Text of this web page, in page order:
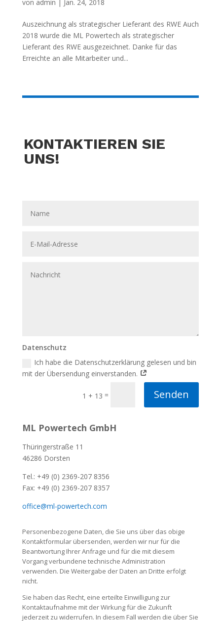
von admin | Jan. 24, 2018
Auszeichnung als strategischer Lieferant des RWE Auch
2018 wurde die ML Powertech als strategischer
Lieferant des RWE ausgezeichnet. Danke für das
Erreichte an alle Mitarbeiter und...
KONTAKTIEREN SIE
UNS!
Datenschutz
Ich habe die Datenschutzerklärung gelesen und bin
mit der Übersendung einverstanden.
1 + 13 = Senden
ML Powertech GmbH
Thüringerstraße 11
46286 Dorsten
Tel.: +49 (0) 2369-207 8356
Fax: +49 (0) 2369-207 8357
office@ml-powertech.com
Personenbezogene Daten, die Sie uns über das obige
Kontaktformular übersenden, werden wir nur für die
Beantwortung Ihrer Anfrage und für die mit diesem
Vorgang verbundene technische Administration
verwenden. Die Weitergabe der Daten an Dritte erfolgt
nicht.
Sie haben das Recht, eine erteilte Einwilligung zur
Kontaktaufnahme mit der Wirkung für die Zukunft
jederzeit zu widerrufen. In diesem Fall werden die über Sie